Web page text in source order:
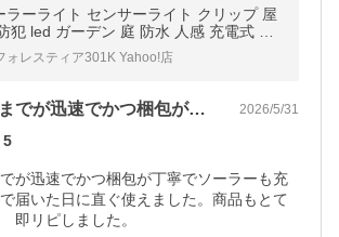
ラーライト センサーライト クリップ 屋
犯 led ガーデン 庭 防水 人感 充電式 明
照明 ポイント利用 爆買 2個セット
ォレスティア301K Yahoo!店
注文から配達までが迅速でかつ梱包が丁寧… 2026/5/31
5
が迅速でかつ梱包が丁寧でソーラーも充
届いた日に直ぐ使えました。商品もとて
即リピしました。